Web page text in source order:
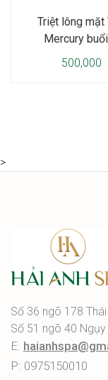
Triệt lông mặt
Mercury
500,000
>
Số 36 ngõ 178
Số 51 ngõ 40 Ngụy
E:
P: 0975150010